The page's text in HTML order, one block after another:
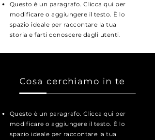
Questo è un paragrafo. Clicca qui per
modificare o aggiungere il testo. È lo
spazio ideale per raccontare la tua
storia e farti conoscere dagli utenti.
Cosa cerchiamo in te
Questo è un paragrafo. Clicca qui per
modificare o aggiungere il testo. È lo
spazio ideale per raccontare la tua